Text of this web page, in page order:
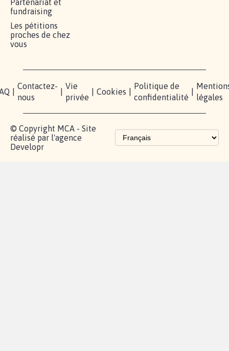
Partenariat et
fundraising
Les pétitions
proches de chez
vous
Contactez-
nous
Vie
privée
Cookies
Politique de
confidentialité
légales
© Copyright MCA - Site
réalisé par l'agence
Developr